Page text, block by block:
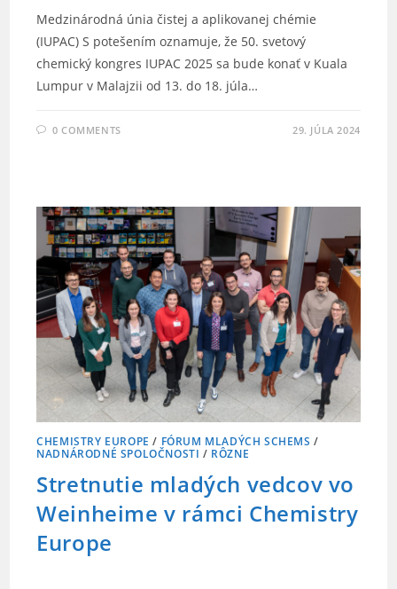
Medzinárodná únia čistej a aplikovanej chémie
(IUPAC) S potešením oznamuje, že 50. svetový
chemický kongres IUPAC 2025 sa bude konať v Kuala
Lumpur v Malajzii od 13. do 18. júla…
0 COMMENTS 29. JÚLA 2024
CHEMISTRY EUROPE / FÓRUM MLADÝCH SCHEMS /
NADNÁRODNÉ SPOLOČNOSTI / RÔZNE
Stretnutie mladých vedcov vo
Weinheime v rámci Chemistry
Europe